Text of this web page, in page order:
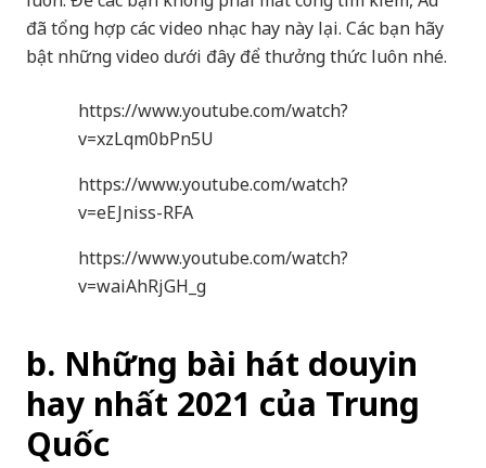
đã tổng hợp các video nhạc hay này lại. Các bạn hãy
bật những video dưới đây để thưởng thức luôn nhé.
https://www.youtube.com/watch?
v=xzLqm0bPn5U
https://www.youtube.com/watch?
v=eEJniss-RFA
https://www.youtube.com/watch?
v=waiAhRjGH_g
b. Những bài hát douyin
hay nhất 2021 của Trung
Quốc